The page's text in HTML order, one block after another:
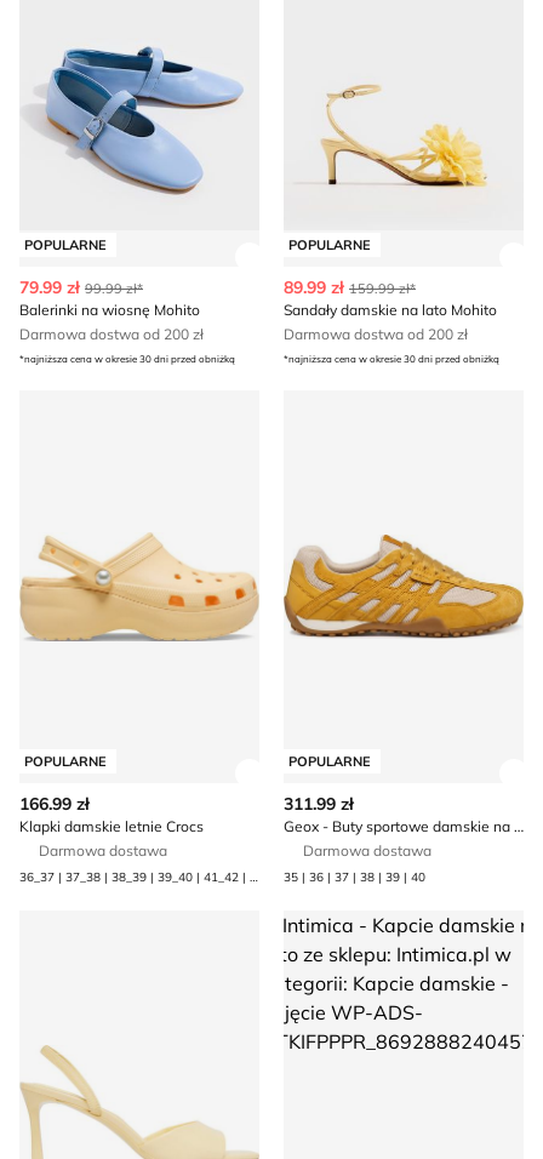
POPULARNE
79.99 zł 99.99 zł*
Balerinki na wiosnę Mohito
Darmowa dostwa od 200 zł
*najniższa cena w okresie 30 dni przed obniżką
POPULARNE
89.99 zł 159.99 zł*
Sandały damskie na lato Mohito
Darmowa dostwa od 200 zł
*najniższa cena w okresie 30 dni przed obniżką
POPULARNE
166.99 zł
Klapki damskie letnie Crocs
Darmowa dostawa
36_37 | 37_38 | 38_39 | 39_40 | 41_42 | 42_43
POPULARNE
311.99 zł
Geox - Buty sportowe damskie na wiosnę
Darmowa dostawa
35 | 36 | 37 | 38 | 39 | 40
Intimica - Kapcie damskie na